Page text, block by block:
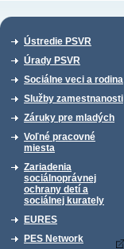
Ústredie PSVR
Úrady PSVR
Sociálne veci a rodina
Služby zamestnanosti
Záruky pre mladých
Voľné pracovné
miesta
Zariadenia
sociálnoprávnej
ochrany detí a
sociálnej kurately
EURES
PES Network